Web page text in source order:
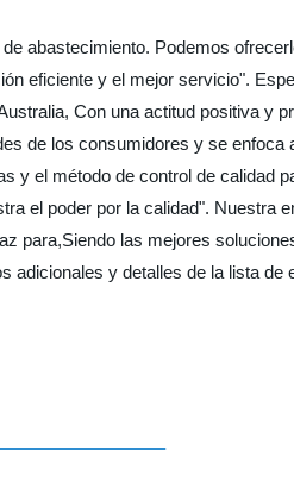
abastecimiento. Podemos
eficiente y el mejor servicio".
Con una actitud positiva y
de los consumidores y se enfoca
y el método de control de calidad
el poder por la calidad". Nuestra
para,Siendo las mejores
adicionales y detalles de la lista de